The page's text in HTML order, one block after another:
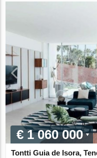
€ 1 060 000
Tontti Guia de Isora,